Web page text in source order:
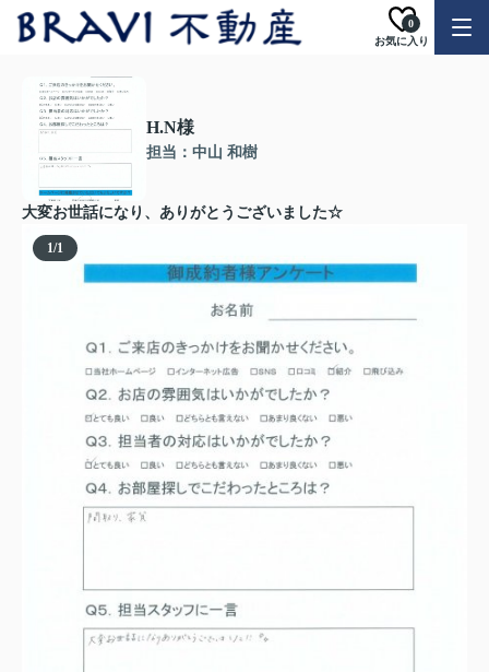
お気に入り
0
H.N様
担当：中山 和樹
大変お世話になり、ありがとうございました☆
1/1